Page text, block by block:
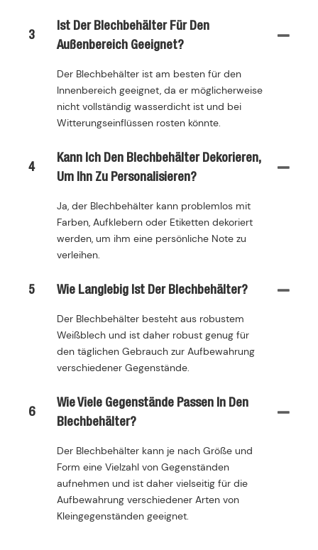
3
Ist Der Blechbehälter Für Den
Außenbereich Geeignet?
Der Blechbehälter ist am besten für den
Innenbereich geeignet, da er möglicherweise
nicht vollständig wasserdicht ist und bei
Witterungseinflüssen rosten könnte.
4
Kann Ich Den Blechbehälter Dekorieren,
Um Ihn Zu Personalisieren?
Ja, der Blechbehälter kann problemlos mit
Farben, Aufklebern oder Etiketten dekoriert
werden, um ihm eine persönliche Note zu
verleihen.
5 Wie Langlebig Ist Der Blechbehälter?
Der Blechbehälter besteht aus robustem
Weißblech und ist daher robust genug für
den täglichen Gebrauch zur Aufbewahrung
verschiedener Gegenstände.
6
Wie Viele Gegenstände Passen In Den
Blechbehälter?
Der Blechbehälter kann je nach Größe und
Form eine Vielzahl von Gegenständen
aufnehmen und ist daher vielseitig für die
Aufbewahrung verschiedener Arten von
Kleingegenständen geeignet.